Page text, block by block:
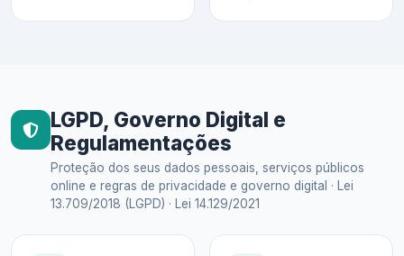
LGPD, Governo Digital e
Regulamentações
Proteção dos seus dados pessoais, serviços públicos
online e regras de privacidade e governo digital · Lei
13.709/2018 (LGPD) · Lei 14.129/2021